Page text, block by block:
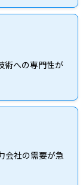
術への専門性が
会社の需要が急